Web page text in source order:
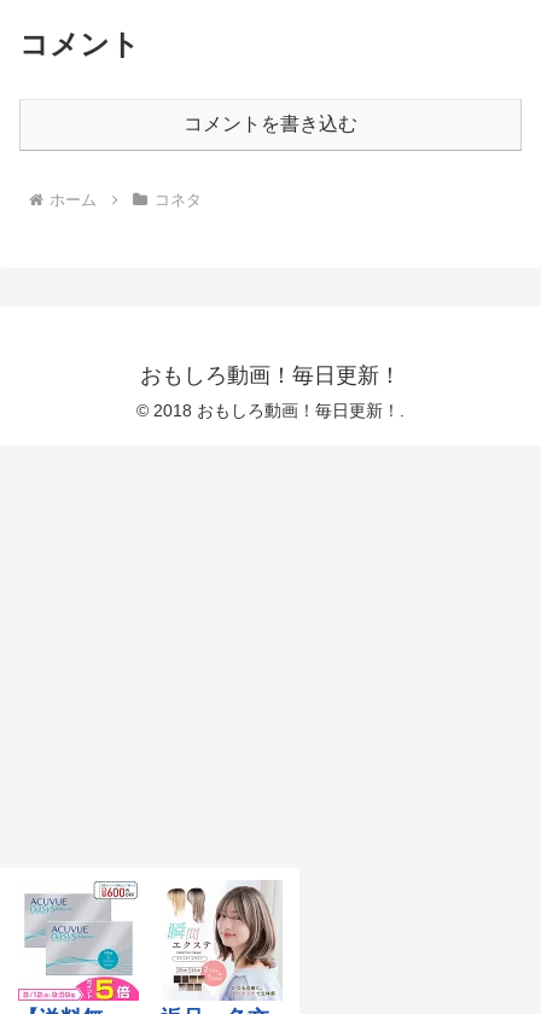
コメント
コメントを書き込む
ホーム コネタ
おもしろ動画！毎日更新！
© 2018 おもしろ動画！毎日更新！.